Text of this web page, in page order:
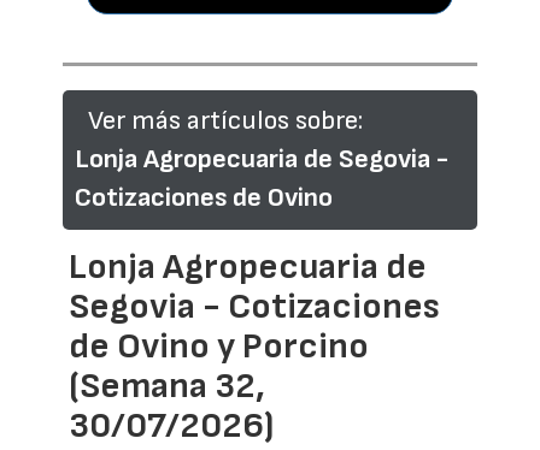
Ver más artículos sobre:
Lonja Agropecuaria de Segovia -
Cotizaciones de Ovino
Lonja Agropecuaria de
Segovia - Cotizaciones
de Ovino y Porcino
(Semana 32,
30/07/2026)